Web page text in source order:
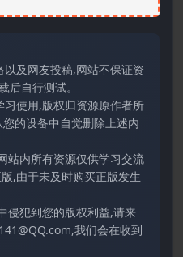
及网友投稿,网站不保证资
后自行测试。
使用,版权归资源原作者所
的设备中自觉删除上述内
站内所有资源仅供学习交流
,由于未及时购买正版发生
侵犯到您的版权利益,请来
我们会在收到